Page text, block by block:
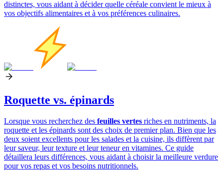
distinctes, vous aidant à décider quelle céréale convient le mieux à
vos objectifs alimentaires et à vos préférences culinaires.
Roquette vs. épinards
Lorsque vous recherchez des feuilles vertes riches en nutriments, la
roquette et les épinards sont des choix de premier plan. Bien que les
deux soient excellents pour les salades et la cuisine, ils diffèrent par
leur saveur, leur texture et leur teneur en vitamines. Ce guide
détaillera leurs différences, vous aidant à choisir la meilleure verdure
pour vos repas et vos besoins nutritionnels.